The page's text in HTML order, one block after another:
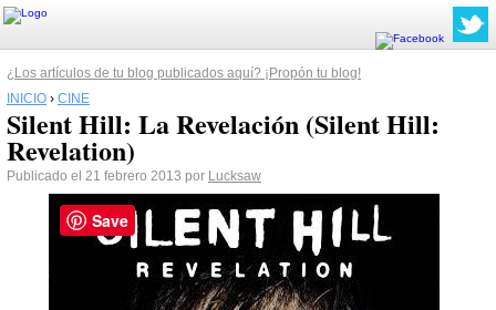
¿Los artículos de tu blog publicados aquí? ¡Propón tu blog!
INICIO › CINE
Silent Hill: La Revelación (Silent Hill:
Revelation)
Publicado el 21 febrero 2013 por Lucksaw
Save